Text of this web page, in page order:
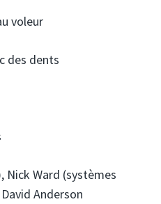
voleur
des dents
Nick Ward (systèmes
Anderson